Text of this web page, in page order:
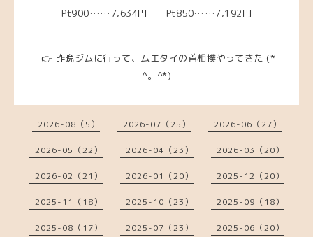
Pt900……7,634円 Pt850……7,192円
👉 昨晩ジムに行って、ムエタイの首相撲やってきた (*
^。^*)
2026-08（5） 2026-07（25） 2026-06（27）
2026-05（22） 2026-04（23） 2026-03（20）
2026-02（21） 2026-01（20） 2025-12（20）
2025-11（18） 2025-10（23） 2025-09（18）
2025-08（17） 2025-07（23） 2025-06（20）